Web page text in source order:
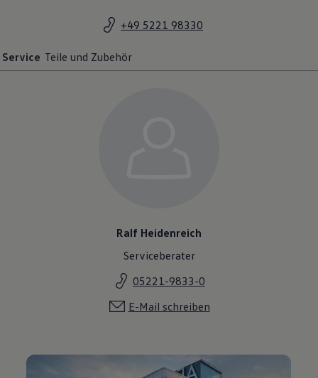
+49 5221 98330
Service Teile und Zubehör
Ralf Heidenreich
Serviceberater
05221-9833-0
E-Mail schreiben